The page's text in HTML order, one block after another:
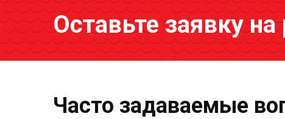
Оставьте заявку
Часто задаваемые